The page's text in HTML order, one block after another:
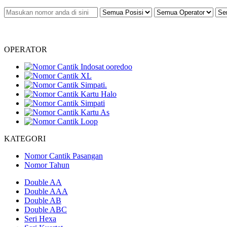
OPERATOR
KATEGORI
Nomor Cantik Pasangan
Nomor Tahun
Double AA
Double AAA
Double AB
Double ABC
Seri Hexa